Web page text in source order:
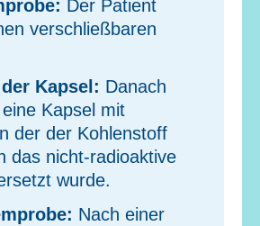
Der Patient
verschließbaren
Kapsel: Danach
Kapsel mit
der der Kohlenstoff
das nicht-radioaktive
wurde.
Nach einer